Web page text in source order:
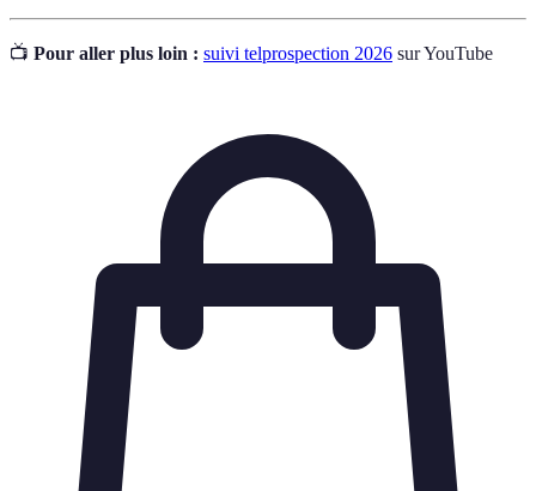
📺 Pour aller plus loin : suivi telprospection 2026 sur YouTube